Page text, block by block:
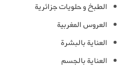
الطبخ و حلويات جزائرية
العروس المغربية
العناية بالبشرة
العناية بالجسم